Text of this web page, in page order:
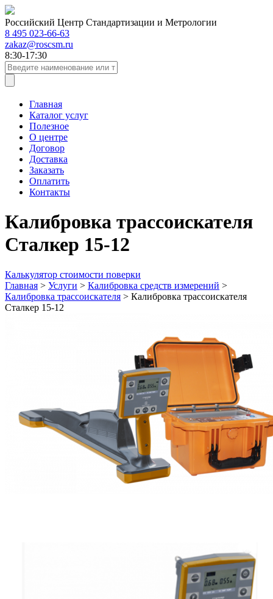
Российский Центр Стандартизации и Метрологии
8 495 023-66-63
zakaz@roscsm.ru
8:30-17:30
Главная
Каталог услуг
Полезное
О центре
Договор
Доставка
Заказать
Оплатить
Контакты
Калибровка трассоискателя
Сталкер 15-12
Калькулятор стоимости поверки
Главная > Услуги > Калибровка средств измерений >
Калибровка трассоискателя > Калибровка трассоискателя
Сталкер 15-12